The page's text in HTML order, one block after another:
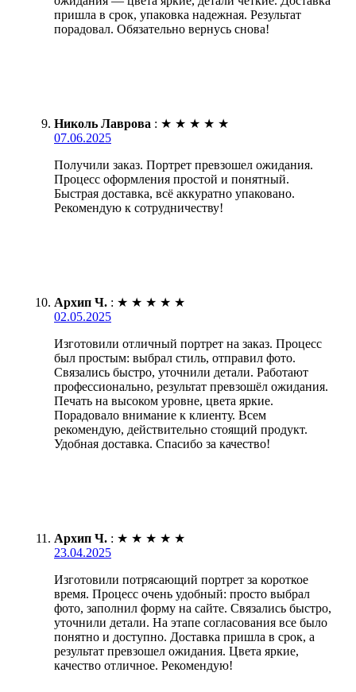
пришла в срок, упаковка надежная. Результат
порадовал. Обязательно вернусь снова!
Николь Лаврова : ★ ★ ★ ★ ★
07.06.2025
Получили заказ. Портрет превзошел ожидания.
Процесс оформления простой и понятный.
Быстрая доставка, всё аккуратно упаковано.
Рекомендую к сотрудничеству!
Архип Ч. : ★ ★ ★ ★ ★
02.05.2025
Изготовили отличный портрет на заказ. Процесс
был простым: выбрал стиль, отправил фото.
Связались быстро, уточнили детали. Работают
профессионально, результат превзошёл ожидания.
Печать на высоком уровне, цвета яркие.
Порадовало внимание к клиенту. Всем
рекомендую, действительно стоящий продукт.
Удобная доставка. Спасибо за качество!
Архип Ч. : ★ ★ ★ ★ ★
23.04.2025
Изготовили потрясающий портрет за короткое
время. Процесс очень удобный: просто выбрал
фото, заполнил форму на сайте. Связались быстро,
уточнили детали. На этапе согласования все было
понятно и доступно. Доставка пришла в срок, а
результат превзошел ожидания. Цвета яркие,
качество отличное. Рекомендую!